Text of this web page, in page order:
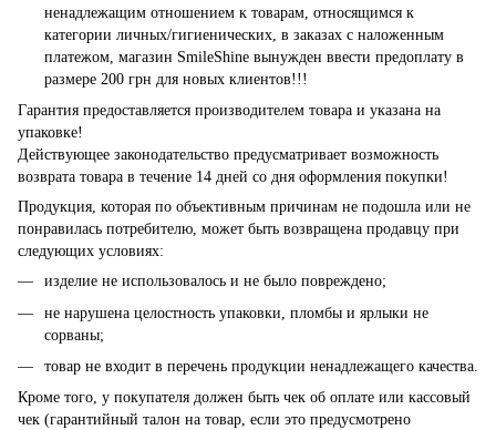
ненадлежащим отношением к товарам, относящимся к
категории личных/гигиенических, в заказах с наложенным
платежом, магазин SmileShine вынужден ввести предоплату в
размере 200 грн для новых клиентов!!!
Гарантия предоставляется производителем товара и указана на
упаковке!
Действующее законодательство предусматривает возможность
возврата товара в течение 14 дней со дня оформления покупки!
Продукция, которая по объективным причинам не подошла или не
понравилась потребителю, может быть возвращена продавцу при
следующих условиях:
изделие не использовалось и не было повреждено;
не нарушена целостность упаковки, пломбы и ярлыки не
сорваны;
товар не входит в перечень продукции ненадлежащего качества.
Кроме того, у покупателя должен быть чек об оплате или кассовый
чек (гарантийный талон на товар, если это предусмотрено